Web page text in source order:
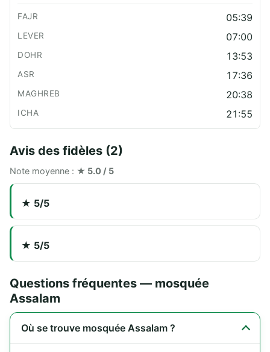
05:39
07:00
13:53
17:36
20:38
21:55
Avis des fidèles (2)
Note moyenne : ★ 5.0 / 5
★ 5/5
★ 5/5
Questions fréquentes — mosquée
Assalam
Où se trouve mosquée Assalam ?